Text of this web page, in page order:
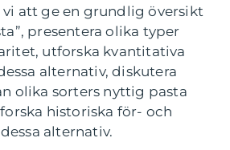
att ge en grundlig översikt
presentera olika typer
utforska kvantitativa
alternativ, diskutera
olika sorters nyttig pasta
historiska för- och
alternativ.